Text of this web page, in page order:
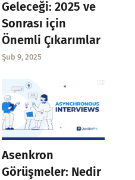
Geleceği: 2025 ve
Sonrası için
Önemli Çıkarımlar
Şub 9, 2025
Asenkron
Görüşmeler: Nedir